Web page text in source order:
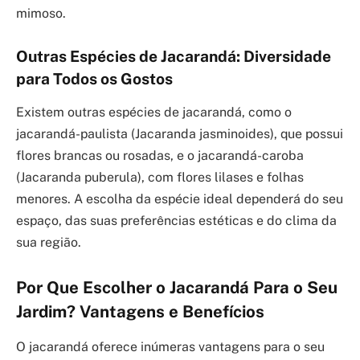
mimoso.
Outras Espécies de Jacarandá: Diversidade
para Todos os Gostos
Existem outras espécies de jacarandá, como o
jacarandá-paulista (Jacaranda jasminoides), que possui
flores brancas ou rosadas, e o jacarandá-caroba
(Jacaranda puberula), com flores lilases e folhas
menores. A escolha da espécie ideal dependerá do seu
espaço, das suas preferências estéticas e do clima da
sua região.
Por Que Escolher o Jacarandá Para o Seu
Jardim? Vantagens e Benefícios
O jacarandá oferece inúmeras vantagens para o seu